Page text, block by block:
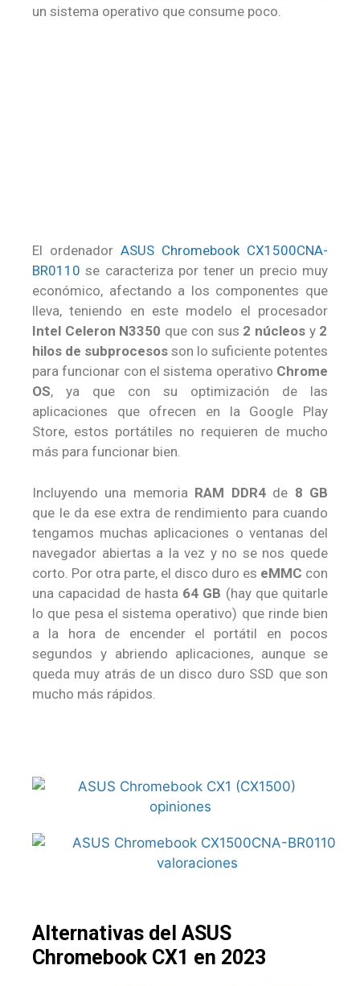
un sistema operativo que consume poco.
El ordenador ASUS Chromebook CX1500CNA-
BR0110 se caracteriza por tener un precio muy
económico, afectando a los componentes que
lleva, teniendo en este modelo el procesador
Intel Celeron N3350 que con sus 2 núcleosy 2
hilos de subprocesos son lo suficiente potentes
para funcionar con el sistema operativo Chrome
OS, ya que con su optimización de las
aplicaciones que ofrecen en la Google Play
Store, estos portátiles no requieren de mucho
más para funcionar bien.
Incluyendo una memoria RAM DDR4de 8 GB
que le da ese extra de rendimiento para cuando
tengamos muchas aplicaciones o ventanas del
navegador abiertas a la vez y no se nos quede
corto. Por otra parte, el disco duro es eMMC con
una capacidad de hasta 64 GB (hay que quitarle
lo que pesa el sistema operativo) que rinde bien
a la hora de encender el portátil en pocos
segundos y abriendo aplicaciones, aunque se
queda muy atrás de un disco duro SSD que son
mucho más rápidos.
Alternativas del ASUS
Chromebook CX1 en 2023